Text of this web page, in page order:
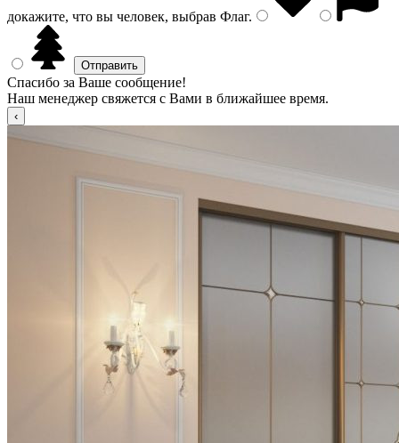
докажите, что вы человек, выбрав Флаг.
Спасибо за Ваше сообщение!
Наш менеджер свяжется с Вами в ближайшее время.